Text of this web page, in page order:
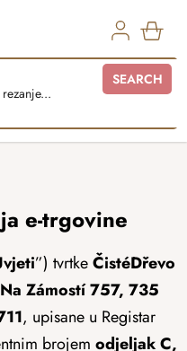
SEARCH
e-trgovine
”) tvrtkeČistéDřevo
Zámostí 757, 735
, upisane u Registar
brojem odjeljak C,